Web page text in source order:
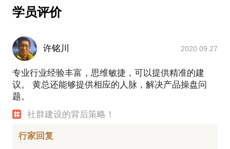
圈子。
我愿意与你分享的内容包括：
我是如何45天内零元发起一个全国大型活动的；
为何我社群的成员会给我6位数的金额做活动？
P.S.:在选择与我见面前，请把你的问题更具体化。毕
竟一小时的谈话只能解决一个小问题。请把你的问题
提前发给我，方便我做更精确的准备，提升见面效
学员评价
许铭川 2020.09.27
专业行业经验丰富，思维敏捷，可以提供精准的建
议。 黄总还能够提供相应的人脉，解决产品操盘问
题。
社群建设的背后策略！
行家回复